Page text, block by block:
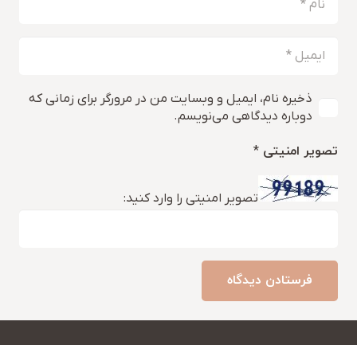
ذخیره نام، ایمیل و وبسایت من در مرورگر برای زمانی که
دوباره دیدگاهی می‌نویسم.
تصویر امنیتی *
تصویر امنیتی را وارد کنید:
فرستادن دیدگاه